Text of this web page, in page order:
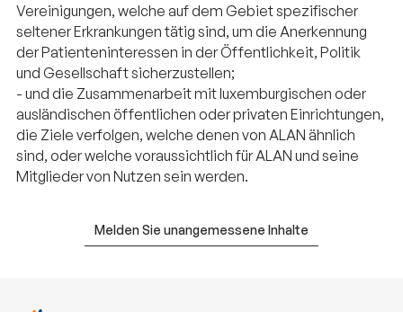
Vereinigungen, welche auf dem Gebiet spezifischer
seltener Erkrankungen tätig sind, um die Anerkennung
der Patienteninteressen in der Öffentlichkeit, Politik
und Gesellschaft sicherzustellen;
- und die Zusammenarbeit mit luxemburgischen oder
ausländischen öffentlichen oder privaten Einrichtungen,
die Ziele verfolgen, welche denen von ALAN ähnlich
sind, oder welche voraussichtlich für ALAN und seine
Mitglieder von Nutzen sein werden.
Melden Sie unangemessene Inhalte